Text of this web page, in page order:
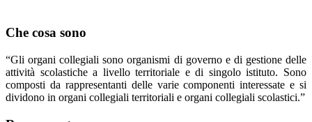
Che cosa sono
“Gli organi collegiali sono organismi di governo e di gestione delle
attività scolastiche a livello territoriale e di singolo istituto. Sono
composti da rappresentanti delle varie componenti interessate e si
dividono in organi collegiali territoriali e organi collegiali scolastici.”